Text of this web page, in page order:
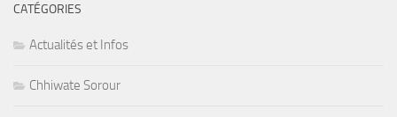
CATÉGORIES
Actualités et Infos
Chhiwate Sorour